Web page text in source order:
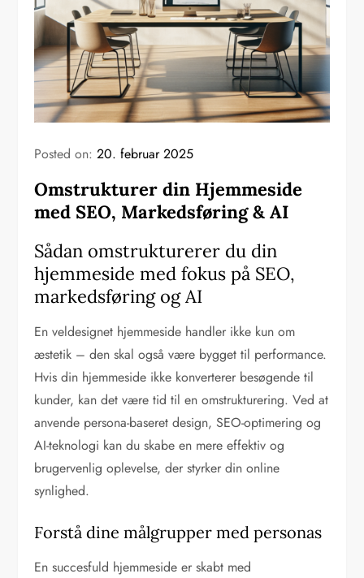
Posted on:20. februar 2025
Omstrukturer din Hjemmeside
med SEO, Markedsføring & AI
Sådan omstrukturerer du din
hjemmeside med fokus på SEO,
markedsføring og AI
En veldesignet hjemmeside handler ikke kun om
æstetik – den skal også være bygget til performance.
Hvis din hjemmeside ikke konverterer besøgende til
kunder, kan det være tid til en omstrukturering. Ved at
anvende persona-baseret design, SEO-optimering og
AI-teknologi kan du skabe en mere effektiv og
brugervenlig oplevelse, der styrker din online
synlighed.
Forstå dine målgrupper med personas
En succesfuld hjemmeside er skabt med